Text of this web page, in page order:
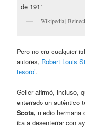
Wikipedia |
Pero no era cualquier
autores, Robert Louis
tesoro’.
Geller afirmó, incluso,
enterrado un auténtico
Scota, medio hermana
iba a desenterrar con